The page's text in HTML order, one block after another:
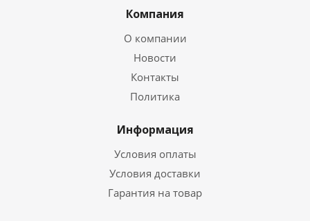
Компания
О компании
Новости
Контакты
Политика
Информация
Условия оплаты
Условия доставки
Гарантия на товар